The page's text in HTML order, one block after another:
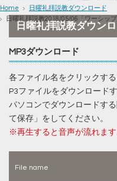
Home
日曜礼拝説教ダウンロード
日曜礼拝説教2018/05/06「ワーシッ
日曜礼拝説教ダウン
MP3ダウンロード
各ファイル名をクリックす
P3ファイルをダウンロード
パソコンでダウンロードす
て保存」をしてください。
※再生すると音声が流れます
File name